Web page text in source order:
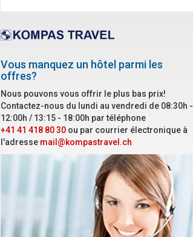
Vous manquez un hôtel parmi les
offres?
Nous pouvons vous offrir le plus bas prix!
Contactez-nous du lundi au vendredi de 08:30h -
12:00h / 13:15 - 18:00h par téléphone
+41 41 418 80 30 ou par courrier électronique à
l'adresse mail@kompastravel.ch